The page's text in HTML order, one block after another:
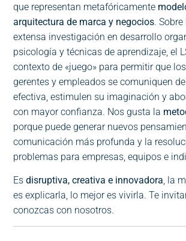
que representan metafóricamente
arquitectura de marca y negocios.
extensa investigación en desarrollo
psicología y técnicas de aprendizaje, el
contexto de «juego» para permitir que
gerentes y empleados se comuniquen
efectiva, estimulen su imaginación y
con mayor confianza. Nos gusta la
porque puede generar nuevos
comunicación más profunda y la
problemas para empresas, equipos e
Esdisruptiva, creativa e innovadora, la
es explicarla, lo mejor es vivirla. Te
conozcas con nosotros.